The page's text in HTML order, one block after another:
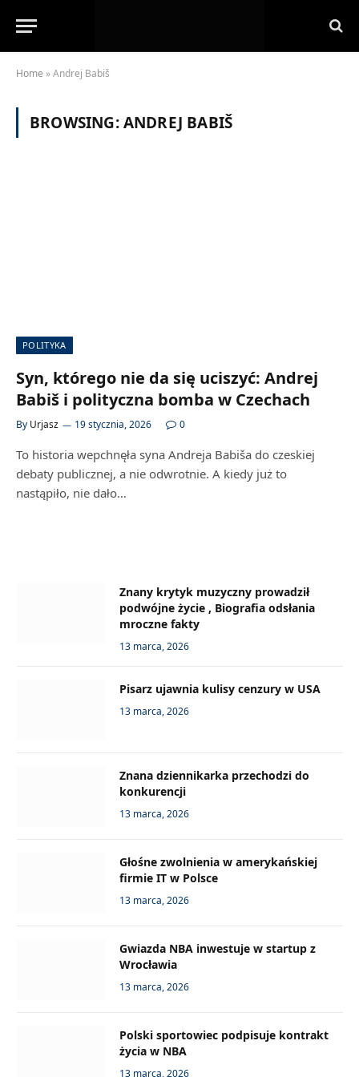
Home »Andrej Babiš
BROWSING:ANDREJ BABIŠ
POLITYKA
Syn, którego nie da się uciszyć: Andrej
Babiš i polityczna bomba w Czechach
By Urjasz 19 stycznia, 2026 0
To historia wepchnęła syna Andreja Babiša do czeskiej
debaty publicznej, a nie odwrotnie. A kiedy już to
nastąpiło, nie dało…
Znany krytyk muzyczny prowadził
podwójne życie , Biografia odsłania
mroczne fakty
13 marca, 2026
Pisarz ujawnia kulisy cenzury w USA
13 marca, 2026
Znana dziennikarka przechodzi do
konkurencji
13 marca, 2026
Głośne zwolnienia w amerykańskiej
firmie IT w Polsce
13 marca, 2026
Gwiazda NBA inwestuje w startup z
Wrocławia
13 marca, 2026
Polski sportowiec podpisuje kontrakt
życia w NBA
13 marca, 2026